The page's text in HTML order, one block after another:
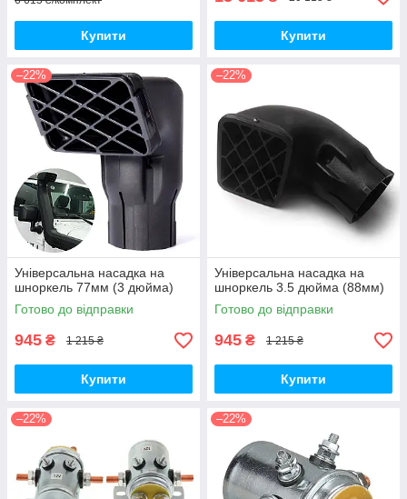
Купити Купити
–22%
Універсальна насадка на
шноркель 77мм (3 дюйма)
Готово до відправки
945 ₴ 1 215 ₴
Купити
–22%
Універсальна насадка на
шноркель 3.5 дюйма (88мм)
Готово до відправки
945 ₴ 1 215 ₴
Купити
–22% –22%